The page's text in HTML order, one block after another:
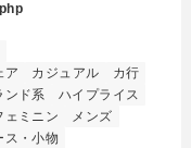
ア カジュアル
カ行
ンド系
ハイプライス
ェミニン
メンズ
ス・小物